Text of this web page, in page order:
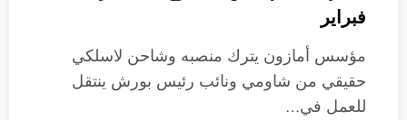
فبراير
مؤسس أمازون يترك منصبه وشاحن لاسلكي
حقيقي من شاومي ونائب رئيس بورش ينتقل
للعمل في…